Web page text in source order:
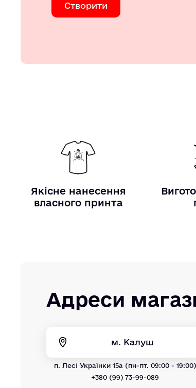
Створити
Якісне нанесення
власного принта
Адреси
м. Калуш
п. Лесі Українки 15а (пн-пт. 09:00 - 19:00)
+380 (99) 73-99-089